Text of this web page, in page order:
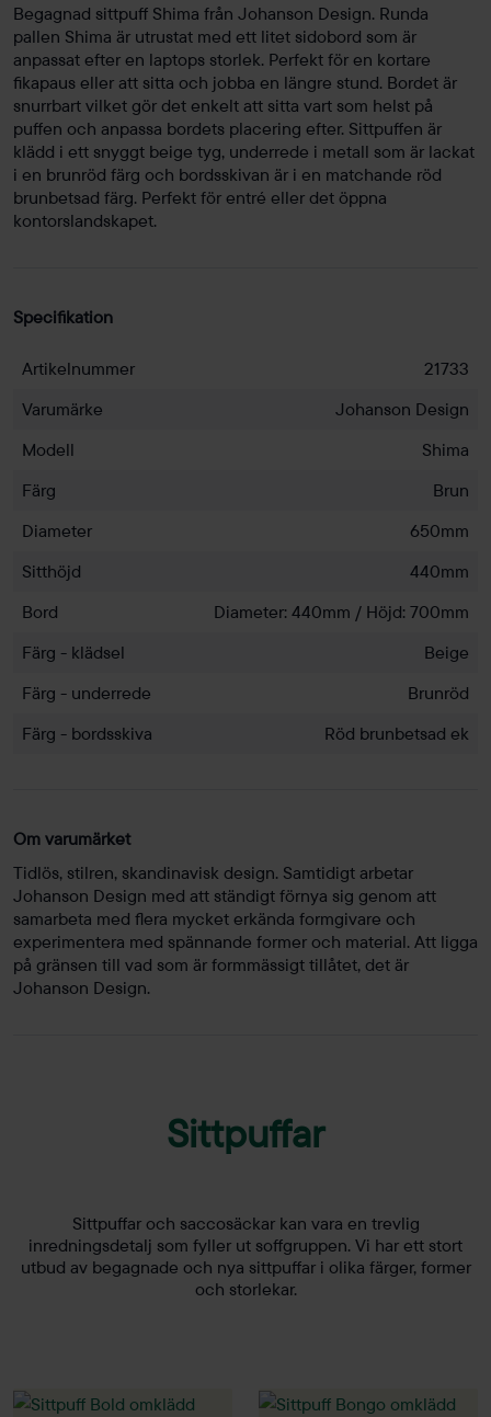
Begagnad sittpuff Shima från Johanson Design. Runda
pallen Shima är utrustat med ett litet sidobord som är
anpassat efter en laptops storlek. Perfekt för en kortare
fikapaus eller att sitta och jobba en längre stund. Bordet är
snurrbart vilket gör det enkelt att sitta vart som helst på
puffen och anpassa bordets placering efter. Sittpuffen är
klädd i ett snyggt beige tyg, underrede i metall som är lackat
i en brunröd färg och bordsskivan är i en matchande röd
brunbetsad färg. Perfekt för entré eller det öppna
kontorslandskapet.
Specifikation
Artikelnummer
21733
Varumärke
Johanson Design
Modell
Shima
Färg
Brun
Diameter
650mm
Sitthöjd
440mm
Bord
Diameter: 440mm / Höjd: 700mm
Färg - klädsel
Beige
Färg - underrede
Brunröd
Färg - bordsskiva
Röd brunbetsad ek
Om varumärket
Tidlös, stilren, skandinavisk design. Samtidigt arbetar
Johanson Design med att ständigt förnya sig genom att
samarbeta med flera mycket erkända formgivare och
experimentera med spännande former och material. Att ligga
på gränsen till vad som är formmässigt tillåtet, det är
Johanson Design.
Sittpuffar
Sittpuffar och saccosäckar kan vara en trevlig
inredningsdetalj som fyller ut soffgruppen. Vi har ett stort
utbud av begagnade och nya sittpuffar i olika färger, former
och storlekar.